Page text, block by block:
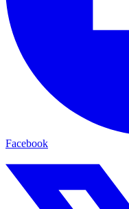
Facebook